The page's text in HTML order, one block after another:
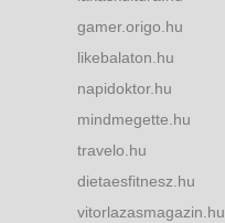
gamer.origo.hu
likebalaton.hu
napidoktor.hu
mindmegette.hu
travelo.hu
dietaesfitnesz.hu
vitorlazasmagazin.hu